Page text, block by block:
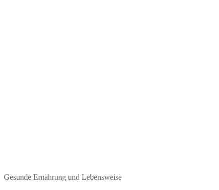
Gesunde Ernährung und Lebensweise